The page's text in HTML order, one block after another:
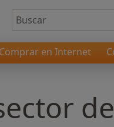
Comprar en Internet
de